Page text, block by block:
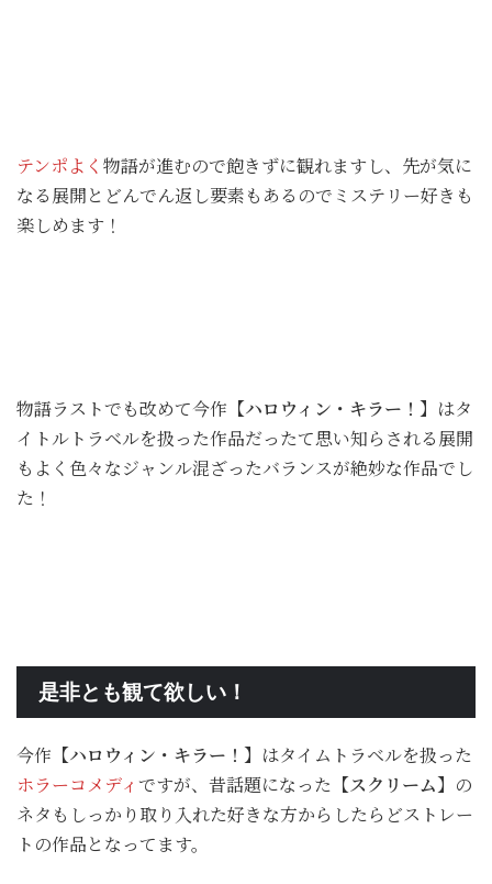
テンポよく 物語が進むので飽きずに観れますし、先が気に
なる展開とどんでん返し要素もあるのでミステリー好きも
楽しめます！
物語ラストでも改めて今作 【ハロウィン・キラー！】 はタ
イトルトラベルを扱った作品だったて思い知らされる展開
もよく色々なジャンル混ざったバランスが絶妙な作品でし
た！
是非とも観て欲しい！
今作 【ハロウィン・キラー！】 はタイムトラベルを扱った
ホラーコメディ ですが、昔話題になった 【スクリーム】 の
ネタもしっかり取り入れた好きな方からしたらどストレー
トの作品となってます。